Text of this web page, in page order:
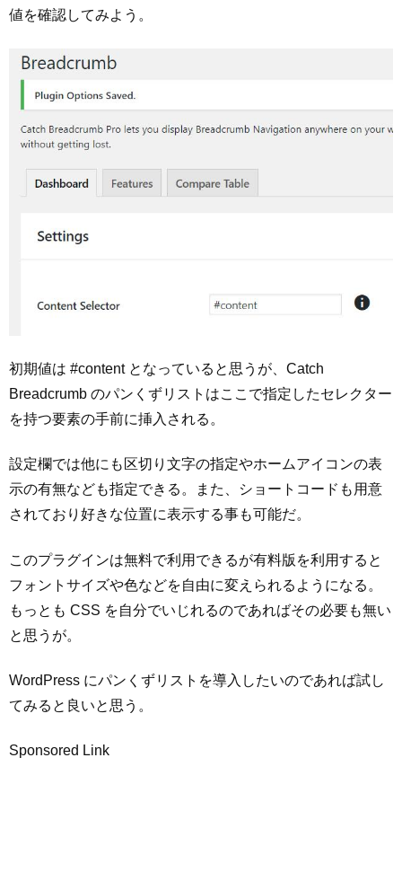
値を確認してみよう。
初期値は #content となっていると思うが、Catch
Breadcrumb のパンくずリストはここで指定したセレクター
を持つ要素の手前に挿入される。
設定欄では他にも区切り文字の指定やホームアイコンの表
示の有無なども指定できる。また、ショートコードも用意
されており好きな位置に表示する事も可能だ。
このプラグインは無料で利用できるが有料版を利用すると
フォントサイズや色などを自由に変えられるようになる。
もっとも CSS を自分でいじれるのであればその必要も無い
と思うが。
WordPress にパンくずリストを導入したいのであれば試し
てみると良いと思う。
Sponsored Link